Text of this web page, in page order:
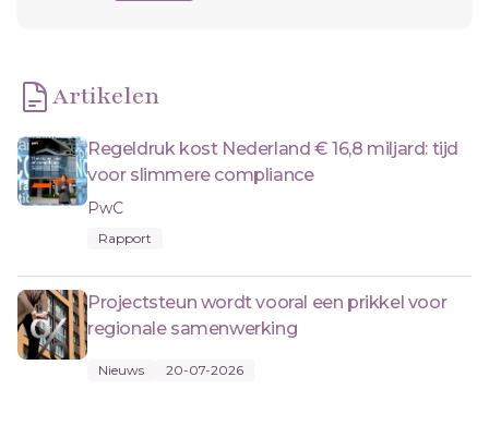
Artikelen
Regeldruk kost Nederland € 16,8 miljard: tijd
voor slimmere compliance
PwC
Rapport
Projectsteun wordt vooral een prikkel voor
regionale samenwerking
Nieuws 20-07-2026